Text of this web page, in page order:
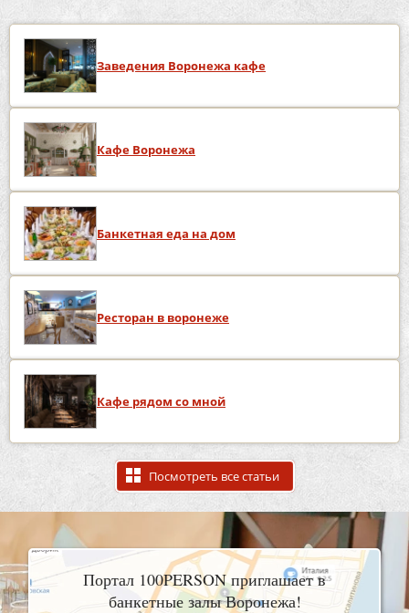
Заведения Воронежа кафе
Кафе Воронежа
Банкетная еда на дом
Ресторан в воронеже
Кафе рядом со мной
Посмотреть все статьи
Портал 100PERSON приглашает в
банкетные залы Воронежа!